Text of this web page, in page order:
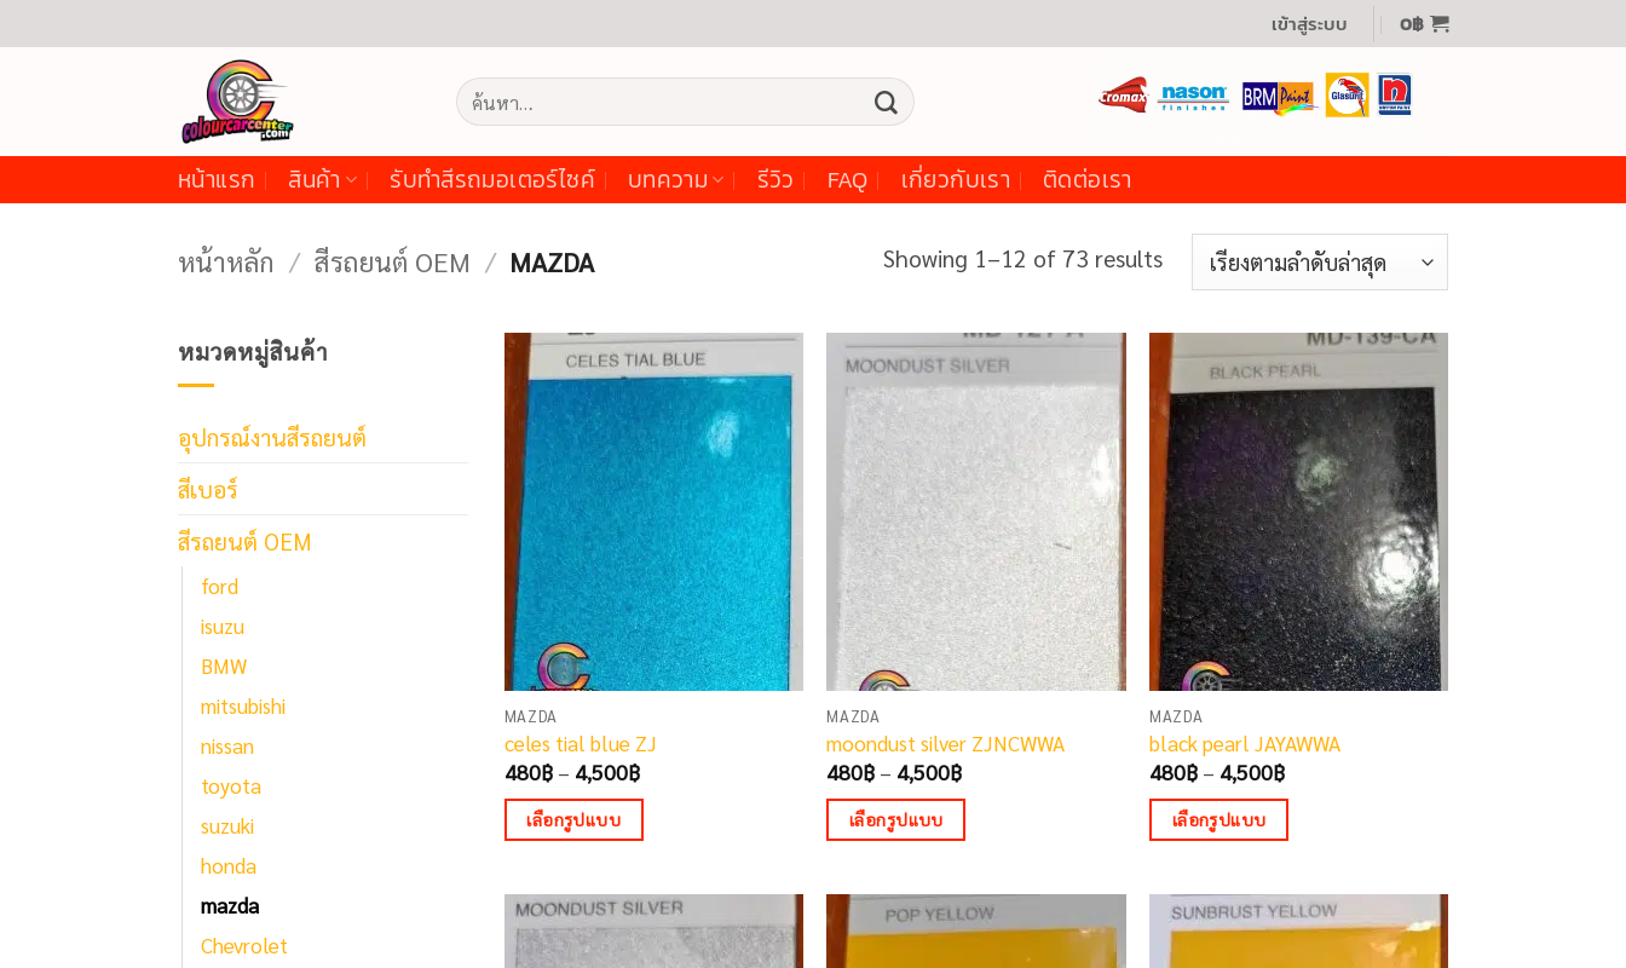
ไป
เข้าสู่ระบบ 0฿
ค้นหา:
หน้าแรก สินค้า รับทำสีรถมอเตอร์ไซค์ บทความ รีวิว FAQ เกี่ยวกับเรา ติดต่อเรา
หน้าหลัก / สีรถยนต์ OEM / MAZDA Showing 1–12 of 73 resultsSorted
latest
หมวดหมู่สินค้า
อุปกรณ์งานสีรถยนต์
สีเบอร์
สีรถยนต์ OEM
ford
isuzu
BMW
mitsubishi
nissan
toyota
suzuki
honda
mazda
Chevrolet
MAZDA
celes tial blue ZJ
480฿ – 4,500฿Price
through
เลือกรูปแบบ
product
has
multiple
MAZDA
moondust silver ZJNCWWA
480฿ – 4,500฿Price
through
เลือกรูปแบบ
product
has
multiple
MAZDA
black pearl JAYAWWA
480฿ – 4,500฿Price
through
เลือกรูปแบบ
product
has
multiple